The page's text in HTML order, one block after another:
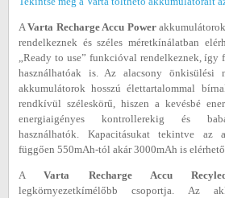
AVarta Recharge Accu Power
rendelkeznek és széles méretkínálatban
„Ready to use” funkcióval rendelkeznek, így
használhatóak is. Az alacsony önkisülési
akkumulátorok hosszú élettartalommal
rendkívül széleskörű, hiszen a kevésbé
energiaigényes kontrollerekig és
használhatók. Kapacitásukat tekintve az
függően 550mAh-tól akár 3000mAh is elérhető.
AVarta Recharge Accu
legkörnyezetkímélőbb csoportja. Az